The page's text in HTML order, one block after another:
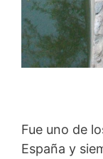
Fue uno de
España y